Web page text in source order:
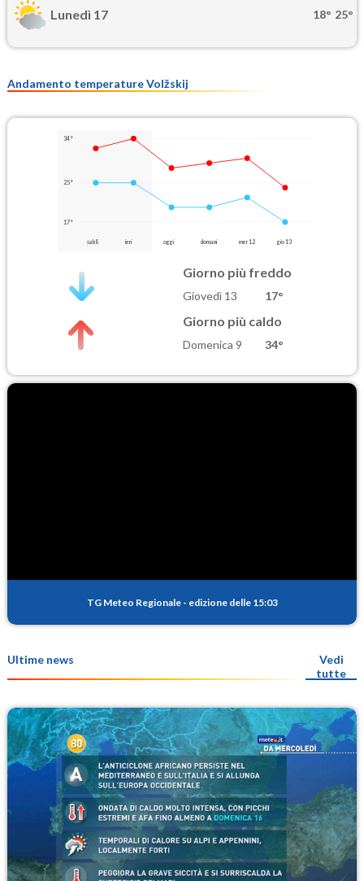
Lunedì 17 18° 25°
Andamento temperature Volžskij
34°
25°
17°
sab 8 ieri oggi domani mer 12 gio 13
Giorno più freddo
Giovedì 13 17°
Giorno più caldo
Domenica 9 34°
TG Meteo Regionale - edizione delle 15:03
Ultime news
Vedi
tutte